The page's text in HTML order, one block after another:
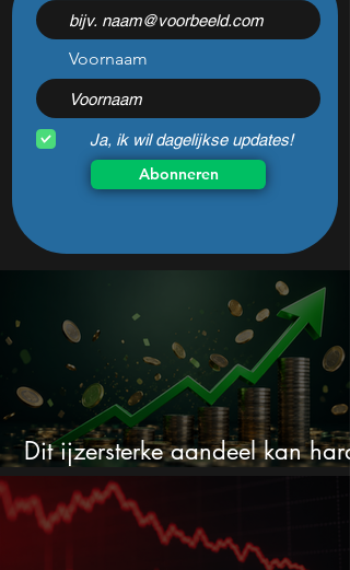
Voornaam
Ja, ik wil dagelijkse updates!
Abonneren
Dit ijzersterke aandeel kan hard
stijgen maar bijna niemand kijkt